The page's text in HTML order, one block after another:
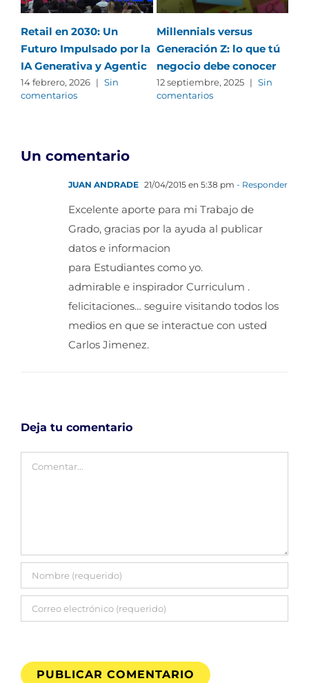
Retail en 2030: Un
Futuro Impulsado por la
IA Generativa y Agentic
14 febrero, 2026 | Sin
comentarios
Millennials versus
Generación Z: lo que tú
negocio debe conocer
12 septiembre, 2025 | Sin
comentarios
Un comentario
JUAN ANDRADE 21/04/2015 en 5:38 pm - Responder
Excelente aporte para mi Trabajo de
Grado, gracias por la ayuda al publicar
datos e informacion
para Estudiantes como yo.
admirable e inspirador Curriculum .
felicitaciones… seguire visitando todos los
medios en que se interactue con usted
Carlos Jimenez.
Deja tu comentario
Comentar